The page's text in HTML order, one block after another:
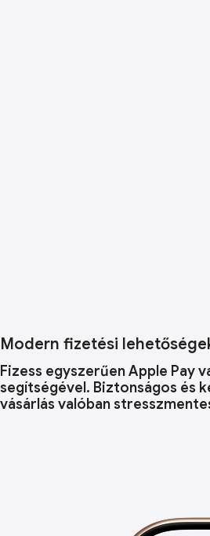
Modern fizetési
Fizess egyszerűen Apple Pay
segítségével. Biztonságos és
vásárlás valóban